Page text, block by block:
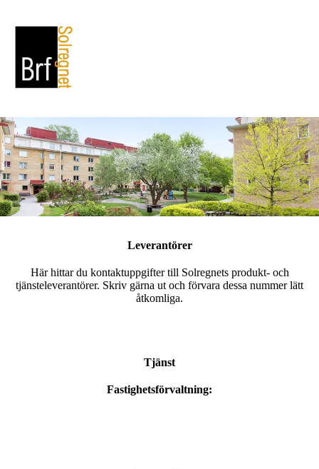
Leverantörer
Här hittar du kontaktuppgifter till Solregnets produkt- och
tjänsteleverantörer. Skriv gärna ut och förvara dessa nummer lätt
åtkomliga.
Tjänst
Fastighetsförvaltning: